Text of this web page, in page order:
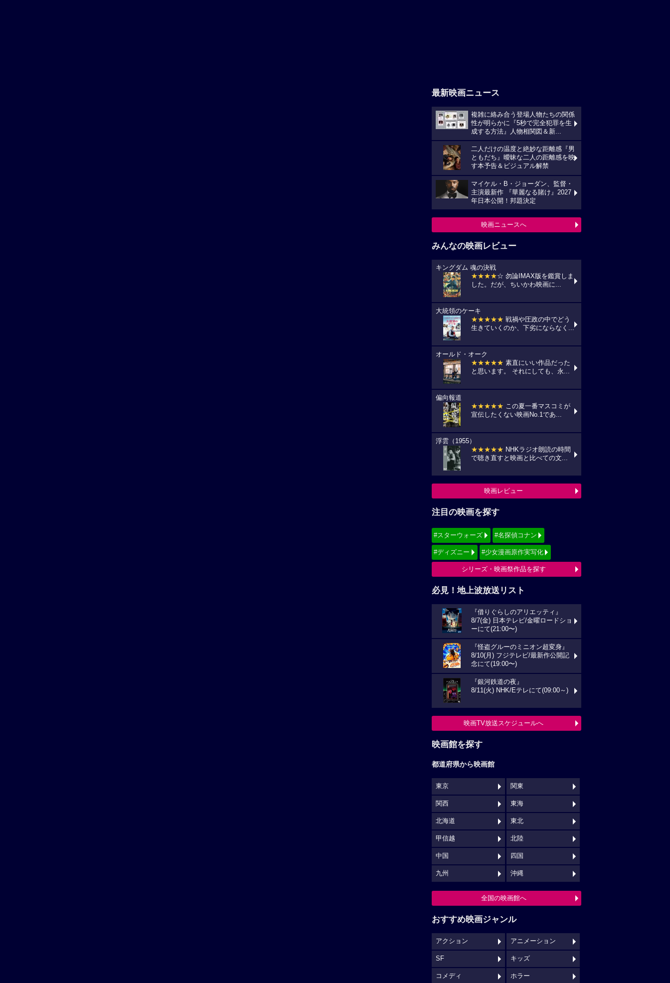
最新映画ニュース
複雑に絡み合う登場人物たちの関係
性が明らかに『5秒で完全犯罪を生
成する方法』人物相関図＆新...
二人だけの温度と絶妙な距離感『男
ともだち』曖昧な二人の距離感を映
す本予告＆ビジュアル解禁
マイケル・B・ジョーダン、監督・
主演最新作 『華麗なる賭け』2027
年日本公開！邦題決定
映画ニュースへ
みんなの映画レビュー
キングダム 魂の決戦
★★★★☆ 勿論IMAX版を鑑賞しま
した。だが、ちいかわ映画に...
大統領のケーキ
★★★★★ 戦禍や圧政の中でどう
生きていくのか、下劣にならなく...
オールド・オーク
★★★★★ 素直にいい作品だった
と思います。 それにしても、永...
偏向報道
★★★★★ この夏一番マスコミが
宣伝したくない映画No.1であ...
浮雲（1955）
★★★★★ NHKラジオ朗読の時間
で聴き直すと映画と比べての文...
映画レビュー
注目の映画を探す
#スターウォーズ #名探偵コナン
#ディズニー #少女漫画原作実写化
シリーズ・映画祭作品を探す
必見！地上波放送リスト
『借りぐらしのアリエッティ』
8/7(金) 日本テレビ/金曜ロードショ
ーにて(21:00〜)
『怪盗グルーのミニオン超変身』
8/10(月) フジテレビ/最新作公開記
念にて(19:00〜)
『銀河鉄道の夜』
8/11(火) NHK/Eテレにて(09:00～)
映画TV放送スケジュールへ
映画館を探す
都道府県から映画館
東京 関東
関西 東海
北海道 東北
甲信越 北陸
中国 四国
九州 沖縄
全国の映画館へ
おすすめ映画ジャンル
アクション アニメーション
SF キッズ
コメディ ホラー